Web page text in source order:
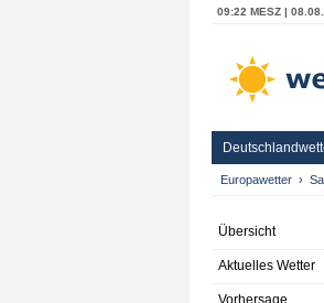
09:22 MESZ |
Europawetter
Übersicht
Aktuelles Wetter
Vorhersage